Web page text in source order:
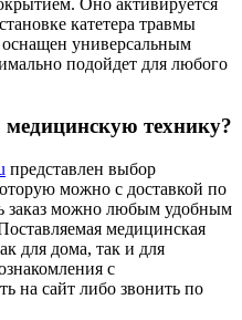
катетера травмы
универсальным
подойдет для любого
медицинскую технику?
представлен выбор
можно с доставкой по
заказ можно любым удобным
медицинская
для дома, так и для
с
на сайт либо звонить по